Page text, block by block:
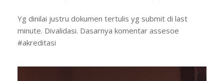
Yg dinilai justru dokumen tertulis yg submit di last
minute. Divalidasi. Dasarnya komentar assesoe
#akreditasi